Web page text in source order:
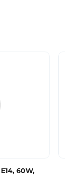
60W,